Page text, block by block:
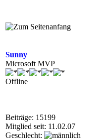
Sunny
Microsoft MVP
Offline
Beiträge: 15199
Mitglied seit: 11.02.07
Geschlecht: